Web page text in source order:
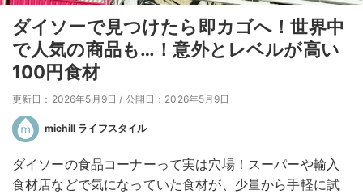
ダイソーで見つけたら即カゴへ！世界中
で人気の商品も…！意外とレベルが高い
100円食材
更新日：2026年5月9日 / 公開日：2026年5月9日
michill ライフスタイル
ダイソーの食品コーナーって実は穴場！スーパーや輸入
食材店などで気になっていた食材が、少量から手軽に試